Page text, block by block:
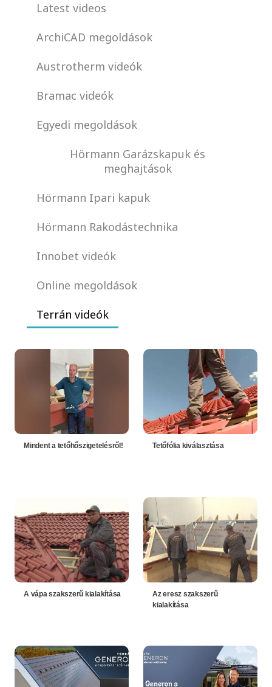
Latest videos
ArchiCAD megoldások
Austrotherm videók
Bramac videók
Egyedi megoldások
Hörmann Garázskapuk és
meghajtások
Hörmann Ipari kapuk
Hörmann Rakodástechnika
Innobet videók
Online megoldások
Terrán videók
Mindent a tetőhőszigetelésről! Tetőfólia kiválasztása
A vápa szakszerű kialakítása
Az eresz szakszerű
kialakítása